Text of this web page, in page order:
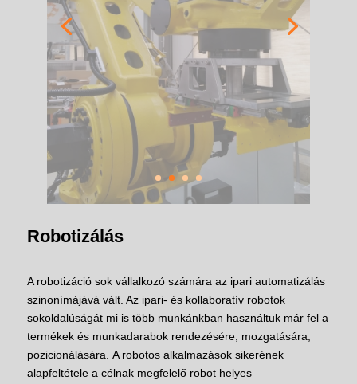
Robotizálás
A robotizáció sok vállalkozó számára az ipari automatizálás
szinonímájává vált. Az ipari- és kollaboratív robotok
sokoldalúságát mi is több munkánkban használtuk már fel a
termékek és munkadarabok rendezésére, mozgatására,
pozicionálására. A robotos alkalmazások sikerének
alapfeltétele a célnak megfelelő robot helyes